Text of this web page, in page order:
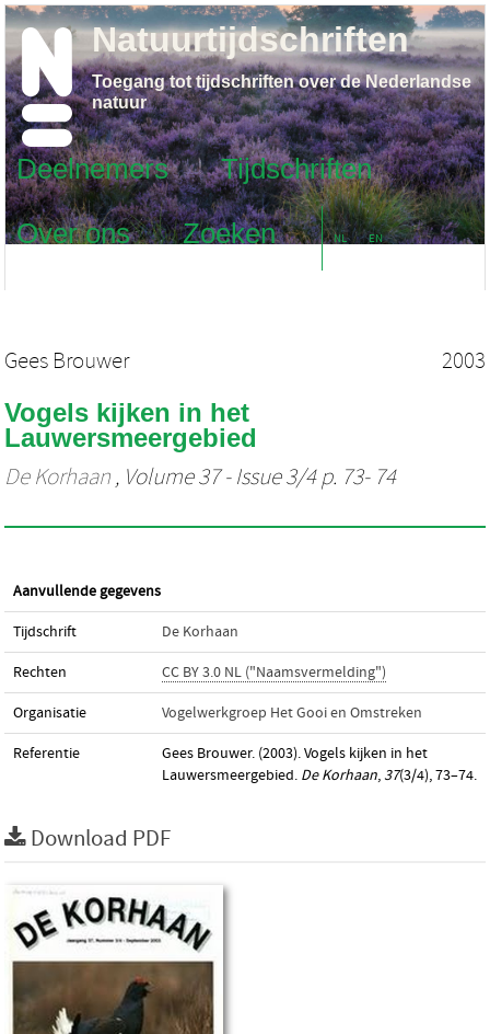
Deelnemers
Tijdschriften
Over ons
Zoeken NL EN
Natuurtijdschriften
Toegang tot tijdschriften over de Nederlandse
natuur
Gees Brouwer 2003
Vogels kijken in het
Lauwersmeergebied
De Korhaan , Volume 37 - Issue 3/4 p. 73- 74
Aanvullende gegevens
Tijdschrift De Korhaan
Rechten CC BY 3.0 NL ("Naamsvermelding")
Organisatie Vogelwerkgroep Het Gooi en Omstreken
Referentie
Gees Brouwer. (2003). Vogels kijken in het
Lauwersmeergebied. De Korhaan, 37(3/4), 73–74.
Download PDF